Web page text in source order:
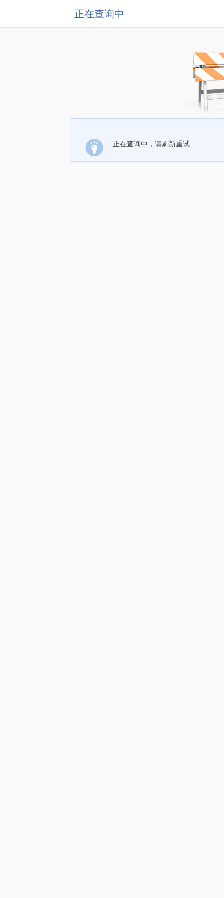
正在查询中
正在查询中，请刷新重试